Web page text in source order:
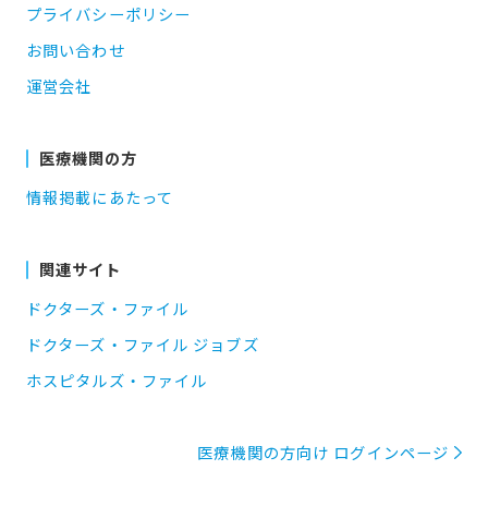
プライバシーポリシー
お問い合わせ
運営会社
医療機関の方
情報掲載にあたって
関連サイト
ドクターズ・ファイル
ドクターズ・ファイル ジョブズ
ホスピタルズ・ファイル
医療機関の方向け ログインページ